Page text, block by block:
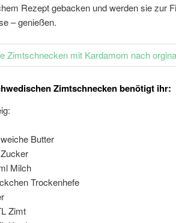
Rezept gebacken und werden sie zur
– genießen.
Zimtschnecken benötigt ihr:
Butter
Milch
Trockenhefe
Zimt